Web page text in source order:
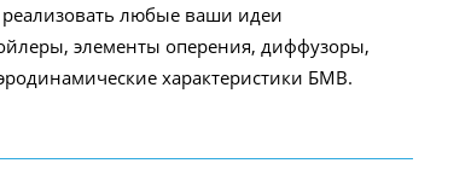
любые ваши идеи
элементы оперения, диффузоры,
характеристики БМВ.